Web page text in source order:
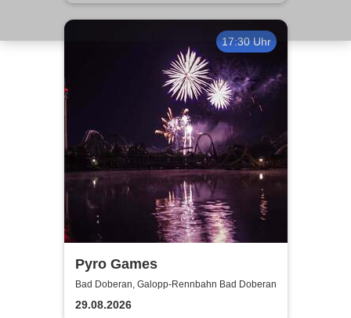
17:30 Uhr
Pyro Games
Bad Doberan, Galopp-Rennbahn Bad Doberan
29.08.2026